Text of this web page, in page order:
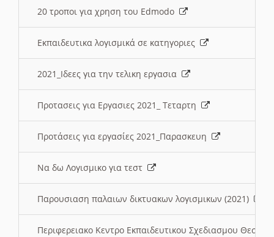
20 τροποι για χρηση του Edmodo
Εκπαιδευτικα λογισμικά σε κατηγοριες
2021_Ιδεες για την τελικη εργασια
Προτασεις για Εργασιες 2021_ Τεταρτη
Προτάσεις για εργασίες 2021_Παρασκευη
Να δω Λογισμικο για τεστ
Παρουσιαση παλαιων δικτυακων λογισμικων (2021)
Περιφερειακο Κεντρο Εκπαιδευτικου Σχεδιασμου